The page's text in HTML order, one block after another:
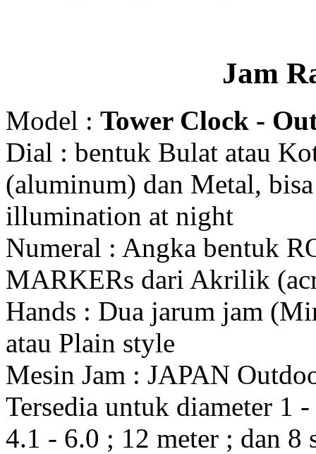
Jam
Model : Tower Clock -
Dial : bentuk Bulat atau
(aluminum) dan Metal,
illumination at night
Numeral : Angka bentuk
MARKERs dari Akrilik
Hands : Dua jarum jam
atau Plain style
Mesin Jam : JAPAN
Tersedia untuk diameter 1
4.1 - 6.0 ; 12 meter ; dan 8